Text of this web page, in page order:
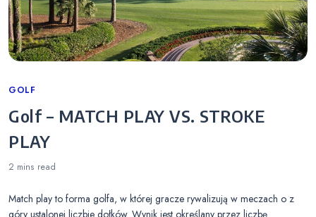
Categories
GOLF
Golf – MATCH PLAY VS. STROKE
PLAY
2 mins read
Match play to forma golfa, w której gracze rywalizują w meczach o z
góry ustalonej liczbie dołków. Wynik jest określany przez liczbę